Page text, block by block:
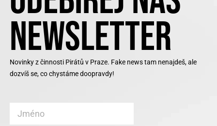
NEWSLETTER
Novinky z činnosti Pirátů v Praze. Fake news tam nenajdeš, ale
dozvíš se, co chystáme doopravdy!